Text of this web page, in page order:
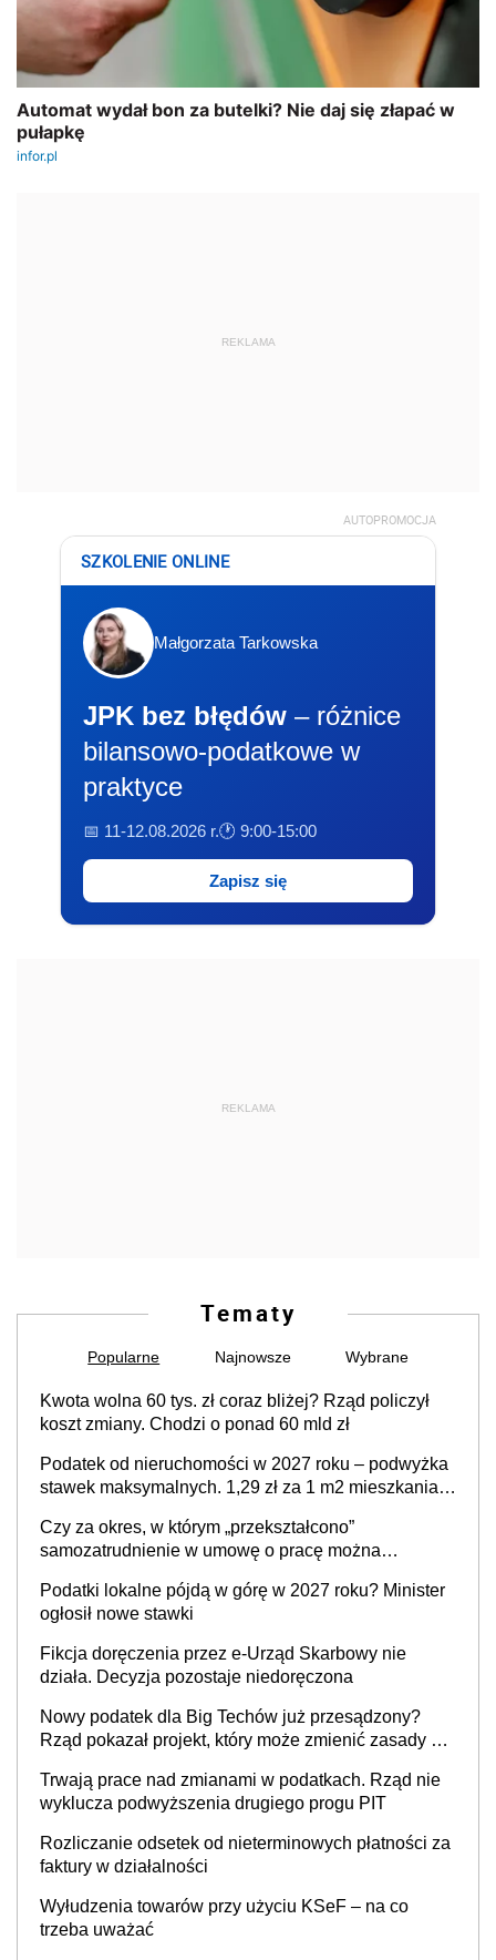
REKLAMA
AUTOPROMOCJA
SZKOLENIE ONLINE
Małgorzata Tarkowska
JPK bez błędów – różnice
bilansowo-podatkowe w
praktyce
📅 11-12.08.2026 r.🕐 9:00-15:00
Zapisz się
REKLAMA
Tematy
Popularne Najnowsze Wybrane
Kwota wolna 60 tys. zł coraz bliżej? Rząd policzył
koszt zmiany. Chodzi o ponad 60 mld zł
Podatek od nieruchomości w 2027 roku – podwyżka
stawek maksymalnych. 1,29 zł za 1 m2 mieszkania,
prowadzeniem działalności gospodarczej
Czy za okres, w którym „przekształcono”
samozatrudnienie w umowę o pracę można
cywilnoprawnej jedynym racjonalnym wyjściem
Podatki lokalne pójdą w górę w 2027 roku? Minister
ogłosił nowe stawki
Fikcja doręczenia przez e-Urząd Skarbowy nie
działa. Decyzja pozostaje niedoręczona
Nowy podatek dla Big Techów już przesądzony?
Rząd pokazał projekt, który może zmienić zasady gry
Trwają prace nad zmianami w podatkach. Rząd nie
wyklucza podwyższenia drugiego progu PIT
Rozliczanie odsetek od nieterminowych płatności za
faktury w działalności
Wyłudzenia towarów przy użyciu KSeF – na co
trzeba uważać